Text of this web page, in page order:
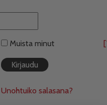
Muista minut
Unohtuiko salasana?